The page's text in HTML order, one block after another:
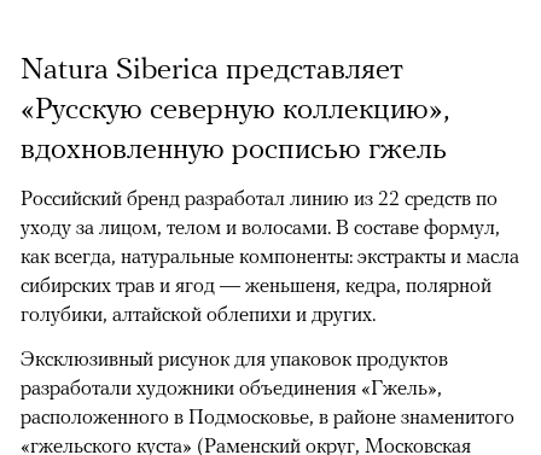
Natura Siberica представляет
«Русскую северную коллекцию»,
вдохновленную росписью гжель
Российский бренд разработал линию из 22 средств по
уходу за лицом, телом и волосами. В составе формул,
как всегда, натуральные компоненты: экстракты и масла
сибирских трав и ягод — женьшеня, кедра, полярной
голубики, алтайской облепихи и других.
Эксклюзивный рисунок для упаковок продуктов
разработали художники объединения «Гжель»,
расположенного в Подмосковье, в районе знаменитого
«гжельского куста» (Раменский округ, Московская